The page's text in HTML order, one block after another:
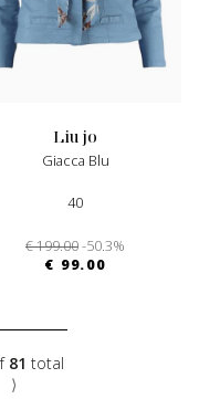
liu jo
Giacca Blu
40
€ 199.00-50.3%
€ 99.00
81 total
⟩